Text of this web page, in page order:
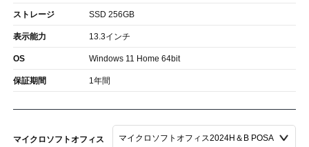
ストレージ SSD 256GB
表示能力 13.3インチ
OS Windows 11 Home 64bit
保証期間 1年間
マイクロソフトオフィス